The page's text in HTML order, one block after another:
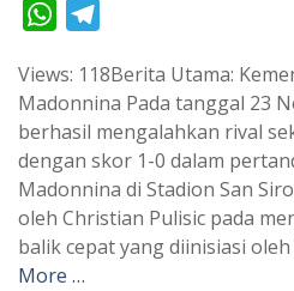
W
a
t
A
p
p
l
e
g
r
a
m
Views: 118Berita Utama:
Madonnina Pada tanggal 23
berhasil mengalahkan rival
dengan skor 1-0 dalam
Madonnina di Stadion San
oleh Christian Pulisic pada
balik cepat yang diinisiasi
More …